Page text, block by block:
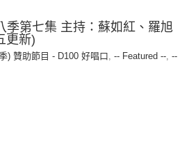
季第七集 主持：蘇如紅、羅旭
更新)
) 贊助節目 - D100 好唱口, -- Featured --, --